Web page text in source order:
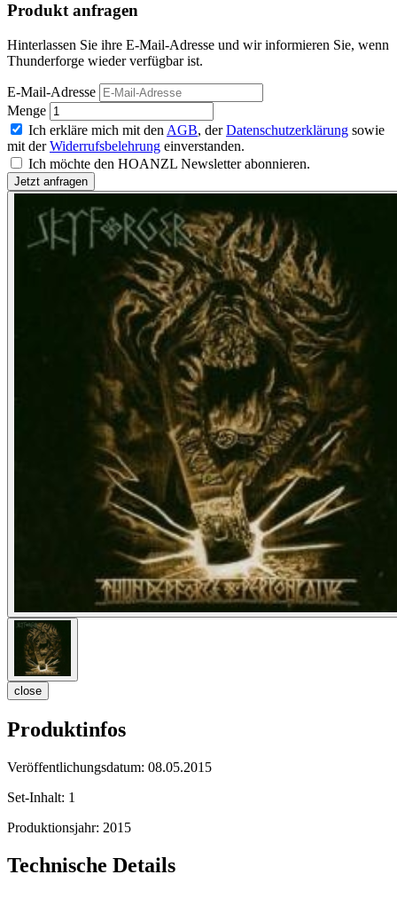
Produkt anfragen
Hinterlassen Sie ihre E-Mail-Adresse und wir informieren Sie, wenn
Thunderforge wieder verfügbar ist.
E-Mail-Adresse
Menge
Ich erkläre mich mit den AGB, derDatenschutzerklärung sowie
mit derWiderrufsbelehrung einverstanden.
Ich möchte den HOANZL Newsletter abonnieren.
close
Produktinfos
Veröffentlichungsdatum: 08.05.2015
Set-Inhalt: 1
Produktionsjahr: 2015
Technische Details